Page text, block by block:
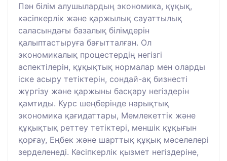
Пән білім алушылардың экономика, құқық,
кәсіпкерлік және қаржылық сауаттылық
саласындағы базалық білімдерін
қалыптастыруға бағытталған. Ол
экономикалық процестердің негізгі
аспектілерін, құқықтық нормалар мен оларды
іске асыру тетіктерін, сондай-ақ бизнесті
жүргізу және қаржыны басқару негіздерін
қамтиды. Курс шеңберінде нарықтық
экономика қағидаттары, Мемлекеттік және
құқықтық реттеу тетіктері, меншік құқығын
қорғау, Еңбек және шарттық құқық мәселелері
зерделенеді. Кәсіпкерлік қызмет негіздеріне,